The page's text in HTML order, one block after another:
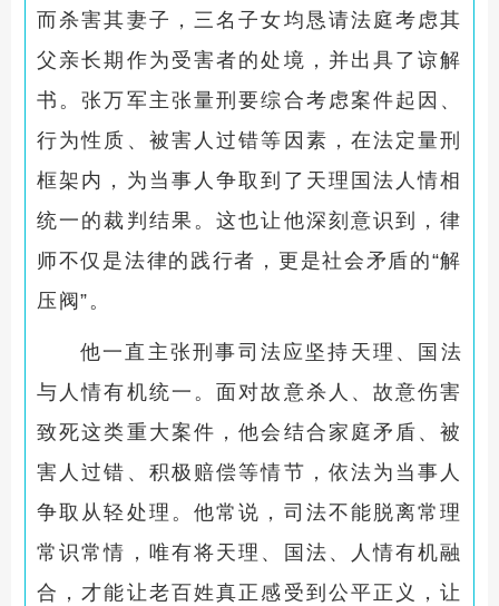
而杀害其妻子，三名子女均恳请法庭考虑其
父亲长期作为受害者的处境，并出具了谅解
书。张万军主张量刑要综合考虑案件起因、
行为性质、被害人过错等因素，在法定量刑
框架内，为当事人争取到了天理国法人情相
统一的裁判结果。这也让他深刻意识到，律
师不仅是法律的践行者，更是社会矛盾的“解
压阀”。
他一直主张刑事司法应坚持天理、国法
与人情有机统一。面对故意杀人、故意伤害
致死这类重大案件，他会结合家庭矛盾、被
害人过错、积极赔偿等情节，依法为当事人
争取从轻处理。他常说，司法不能脱离常理
常识常情，唯有将天理、国法、人情有机融
合，才能让老百姓真正感受到公平正义，让